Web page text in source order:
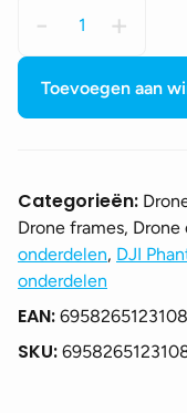
-
Phantom
4
Flex
cable
36
aantal
+
Toevoegen aan
Categorieën:
Drone frames, Drone
onderdelen, DJI
onderdelen
EAN: 6958265123108
SKU: